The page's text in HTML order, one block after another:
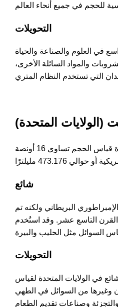
التحويلات
في العلوم والصناعة والحياة
والمواد السائلة الأخرى،
(الولايات المتحدة)
باينت (الولايات المتحدة) هو وحدة قياس الحجم تساوي 16 أونصة
شائع
البريطاني ولكنه تم
القرن التاسع عشر. وقد استُخدم
التحويلات
في الولايات المتحدة لقياس
وغيرها من السوائل في الطهي